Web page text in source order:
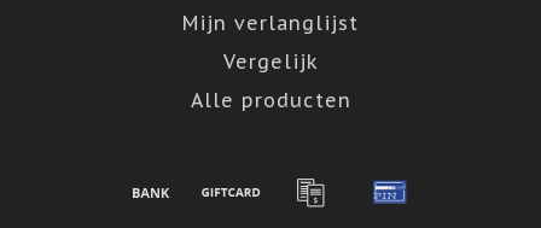
Mijn verlanglijst
Vergelijk
Alle producten